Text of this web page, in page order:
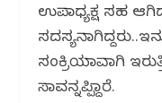
ಉಪಾಧ್ಯಕ್ಷ ಸಹ
ಸಂಕ್ರಿಯಾವಾಗಿ
ಸಾವನ್ನಪ್ಪಿದ್ದಾರೆ.